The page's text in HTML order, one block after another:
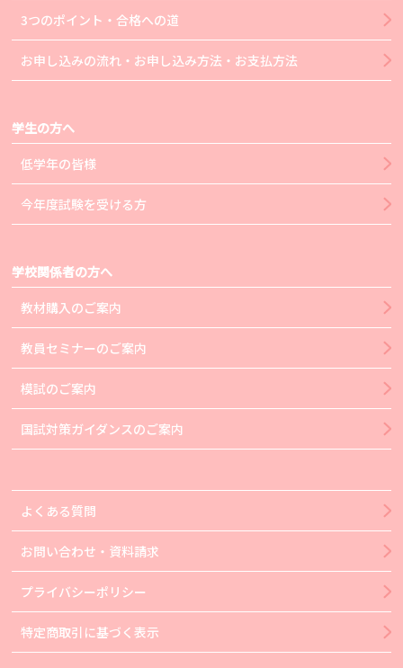
3つのポイント・合格への道
お申し込みの流れ・お申し込み方法・お支払方法
学生の方へ
低学年の皆様
今年度試験を受ける方
学校関係者の方へ
教材購入のご案内
教員セミナーのご案内
模試のご案内
国試対策ガイダンスのご案内
よくある質問
お問い合わせ・資料請求
プライバシーポリシー
特定商取引に基づく表示